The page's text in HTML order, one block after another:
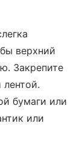
верхний
Закрепите
бумаги или
или